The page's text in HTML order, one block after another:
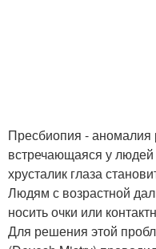
Пресбиопия - аномалия
встречающаяся у людей
хрусталик глаза
Людям с возрастной
носить очки или
Для решения этой